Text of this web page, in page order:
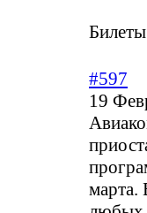
#597
19
марта.